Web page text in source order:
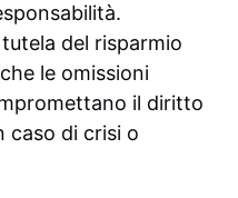
del risparmio
le omissioni
il diritto
caso di crisi o